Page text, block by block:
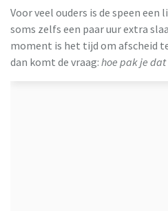
Voor veel ouders is de speen
soms zelfs een paar uur extra
moment is het tijd om afscheid
dan komt de vraag: hoe pak je dat